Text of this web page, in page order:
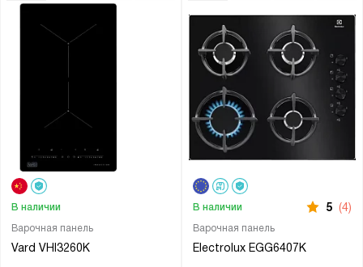
Варочная панель
Vard VHI3260K
В наличии
Варочная панель
Electrolux EGG6407K
В наличии 5 (4)